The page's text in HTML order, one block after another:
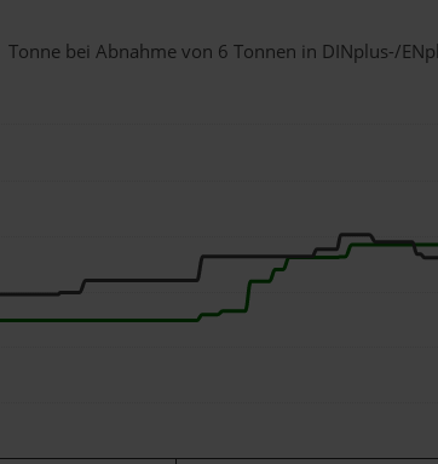
bei Abnahmevon 6 Tonnen in DINplus-/